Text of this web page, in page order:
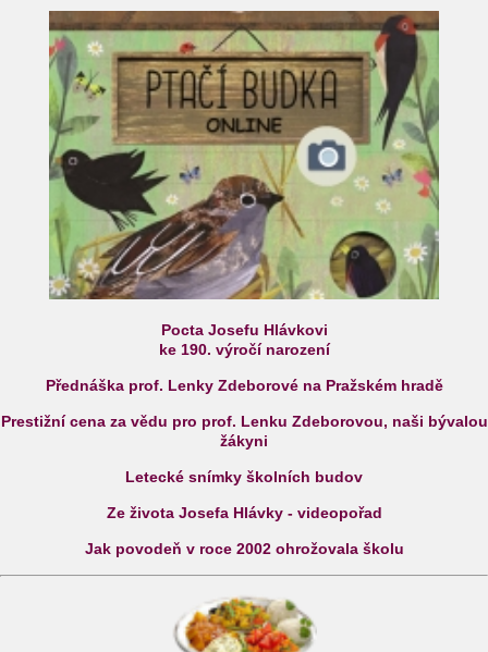
Pocta Josefu Hlávkovi
ke 190. výročí narození
Přednáška prof. Lenky Zdeborové na Pražském hradě
Prestižní cena za vědu pro prof. Lenku Zdeborovou, naši bývalou
žákyni
Letecké snímky školních budov
Ze života Josefa Hlávky - videopořad
Jak povodeň v roce 2002 ohrožovala školu